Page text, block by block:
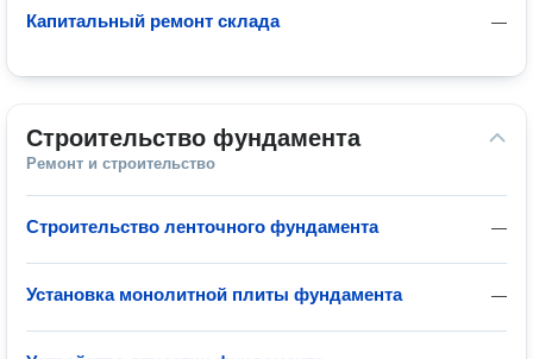
—
Капитальный ремонт склада
Строительство фундамента
Ремонт и строительство
—
Строительство ленточного фундамента
—
Установка монолитной плиты фундамента